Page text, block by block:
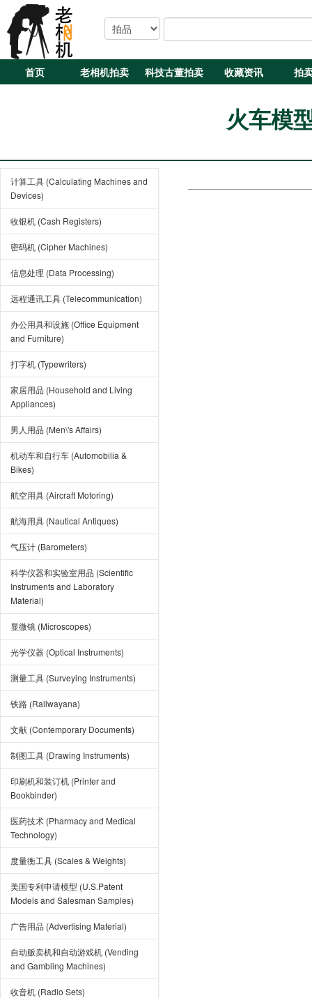
首页 老相机拍卖 科技古董拍卖 收藏资讯 拍
火车模
计算工具 (Calculating Machines and
Devices)
收银机 (Cash Registers)
密码机 (Cipher Machines)
信息处理 (Data Processing)
远程通讯工具 (Telecommunication)
办公用具和设施 (Office Equipment
and Furniture)
打字机 (Typewriters)
家居用品 (Household and Living
Appliances)
男人用品 (Men\'s Affairs)
机动车和自行车 (Automobilia &
Bikes)
航空用具 (Aircraft Motoring)
航海用具 (Nautical Antiques)
气压计 (Barometers)
科学仪器和实验室用品 (Scientific
Instruments and Laboratory
Material)
显微镜 (Microscopes)
光学仪器 (Optical Instruments)
测量工具 (Surveying Instruments)
铁路 (Railwayana)
文献 (Contemporary Documents)
制图工具 (Drawing Instruments)
印刷机和装订机 (Printer and
Bookbinder)
医药技术 (Pharmacy and Medical
Technology)
度量衡工具 (Scales & Weights)
美国专利申请模型 (U.S.Patent
Models and Salesman Samples)
广告用品 (Advertising Material)
自动贩卖机和自动游戏机 (Vending
and Gambling Machines)
收音机 (Radio Sets)